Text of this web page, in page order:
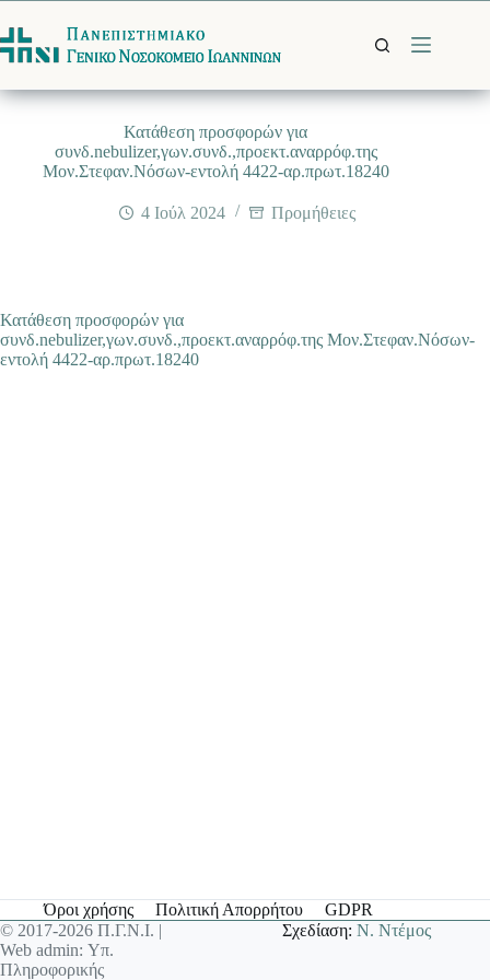
στο
περιεχόμενο
Κατάθεση προσφορών για
συνδ.nebulizer,γων.συνδ.,προεκτ.αναρρόφ.της
Μον.Στεφαν.Νόσων-εντολή 4422-αρ.πρωτ.18240
4 Ιούλ 2024 Προμήθειες
Κατάθεση προσφορών για
συνδ.nebulizer,γων.συνδ.,προεκτ.αναρρόφ.της Μον.Στεφαν.Νόσων-
εντολή 4422-αρ.πρωτ.18240
Όροι χρήσης Πολιτική Απορρήτου
GDPR
© 2017-2026 Π.Γ.Ν.Ι. |
Web admin: Υπ.
Πληροφορικής
Σχεδίαση:Ν. Ντέμος